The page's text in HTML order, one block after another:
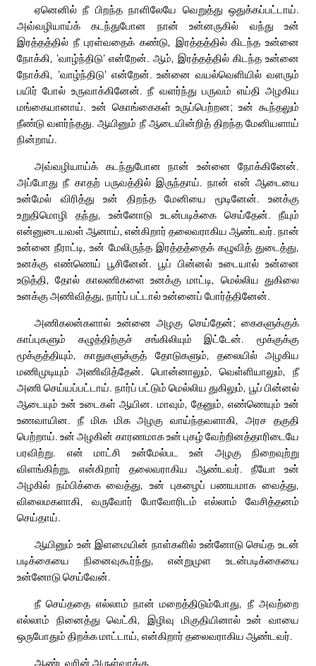
ஏனெனில் நீ பிறந்த நாளிலேயே வெறுத்து ஒதுக்கப்பட்டாய்.
அவ்வழியாய்க் கடந்துபோன நான் உன்னருகில் வந்து உன்
இரத்தத்தில் நீ புரள்வதைக் கண்டு, இரத்தத்தில் கிடந்த உன்னை
நோக்கி, ‘வாழ்ந்திடு’ என்றேன். ஆம், இரத்தத்தில் கிடந்த உன்னை
நோக்கி, ‘வாழ்ந்திடு’ என்றேன். உன்னை வயல்வெளியில் வளரும்
பயிர் போல் உருவாக்கினேன். நீ வளர்ந்து பருவம் எய்தி அழகிய
மங்கையானாய். உன் கொங்கைகள் உருப்பெற்றன; உன் கூந்தலும்
நீண்டு வளர்ந்தது. ஆயினும் நீ ஆடையின்றித் திறந்த மேனியளாய்
நின்றாய்.
அவ்வழியாய்க் கடந்துபோன நான் உன்னை நோக்கினேன்.
அப்போது நீ காதற் பருவத்தில் இருந்தாய். நான் என் ஆடையை
உன்மேல் விரித்து உன் திறந்த மேனியை மூடினேன். உனக்கு
உறுதிமொழி தந்து, உன்னோடு உடன்படிக்கை செய்தேன். நீயும்
என்னுடையவள் ஆனாய், என்கிறார் தலைவராகிய ஆண்டவர். நான்
உன்னை நீராட்டி, உன் மேலிருந்த இரத்தத்தைக் கழுவித் துடைத்து,
உனக்கு எண்ணெய் பூசினேன். பூப் பின்னல் உடையால் உன்னை
உடுத்தி, தோல் காலணிகளை உனக்கு மாட்டி, மெல்லிய துகிலை
உனக்கு அணிவித்து, நார்ப் பட்டால் உன்னைப் போர்த்தினேன்.
அணிகலன்களால் உன்னை அழகு செய்தேன்; கைகளுக்குக்
காப்புகளும் கழுத்திற்குச் சங்கிலியும் இட்டேன். மூக்குக்கு
மூக்குத்தியும், காதுகளுக்குத் தோடுகளும், தலையில் அழகிய
மணிமுடியும் அணிவித்தேன். பொன்னாலும், வெள்ளியாலும், நீ
அணி செய்யப்பட்டாய். நார்ப் பட்டும் மெல்லிய துகிலும், பூப் பின்னல்
ஆடையும் உன் உடைகள் ஆயின. மாவும், தேனும், எண்ணெயும் உன்
உணவாயின. நீ மிக மிக அழகு வாய்ந்தவளாகி, அரச தகுதி
பெற்றாய். உன் அழகின் காரணமாக உன் புகழ் வேற்றினத்தாரிடையே
பரவிற்று. என் மாட்சி உன்மேல்பட உன் அழகு நிறைவுற்று
விளங்கிற்று, என்கிறார் தலைவராகிய ஆண்டவர். நீயோ உன்
அழகில் நம்பிக்கை வைத்து, உன் புகழைப் பணயமாக வைத்து,
விலைமகளாகி, வருவோர் போவோரிடம் எல்லாம் வேசித்தனம்
செய்தாய்.
ஆயினும் உன் இளமையின் நாள்களில் உன்னோடு செய்த உடன்
படிக்கையை நினைவுகூர்ந்து, என்றுமுள உடன்படிக்கையை
உன்னோடு செய்வேன்.
நீ செய்ததை எல்லாம் நான் மறைத்திடும்போது, நீ அவற்றை
எல்லாம் நினைத்து வெட்கி, இழிவு மிகுதியினால் உன் வாயை
ஒருபோதும் திறக்க மாட்டாய், என்கிறார் தலைவராகிய ஆண்டவர்.
ஆண்டவரின் அருள்வாக்கு.